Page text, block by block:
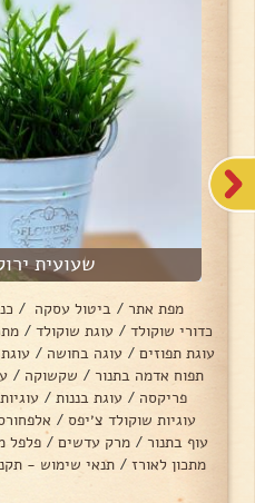
שעועית
מפת אתר / ביטול עסקה /
כדורי שוקולד / עוגת שוקולד /
עוגת תפוזים / עוגה בחושה /
תפוח אדמה בתנור / שקשוקה /
פריקסה / עוגת בננות /
עוגיות שוקולד צ׳יפס /
עוף בתנור / מרק עדשים / פלפל
מתכון לאורז / תנאי שימוש -